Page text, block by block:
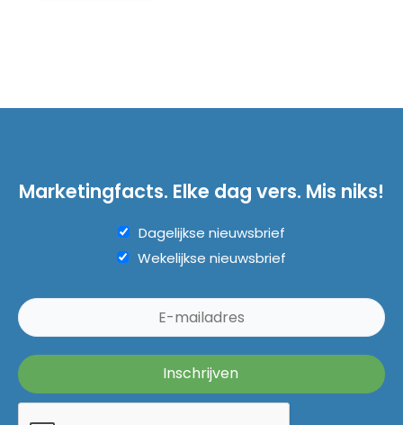
Marketingfacts. Elke dag vers. Mis niks!
Dagelijkse nieuwsbrief
Wekelijkse nieuwsbrief